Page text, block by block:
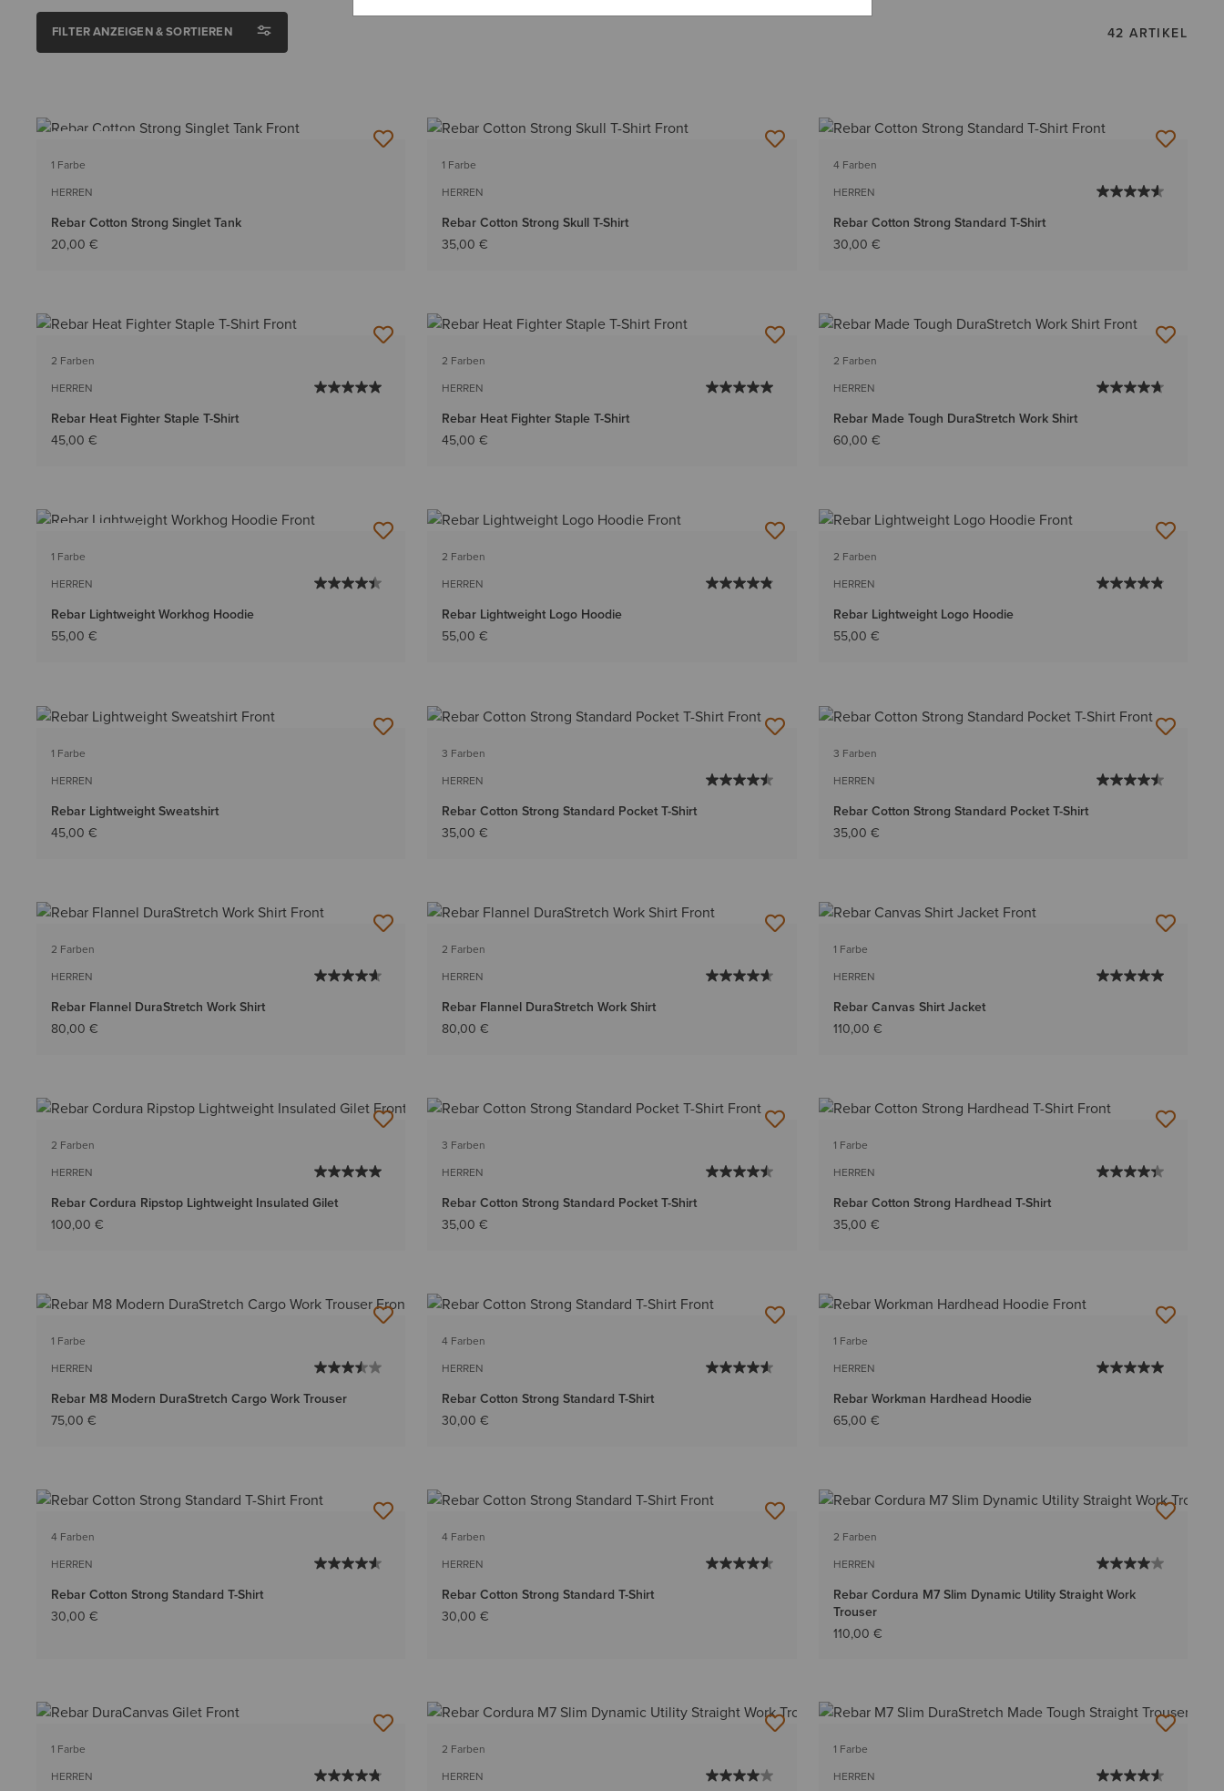
FILTER ANZEIGEN & SORTIEREN 42 ARTIKEL
1 Farbe
HERREN
Rebar Cotton Strong Singlet Tank
20,00 €
1 Farbe
HERREN
Rebar Cotton Strong Skull T-Shirt
35,00 €
4 Farben
HERREN
Rebar Cotton Strong Standard T-Shirt
30,00 €
2 Farben
HERREN
Rebar Heat Fighter Staple T-Shirt
45,00 €
2 Farben
HERREN
Rebar Heat Fighter Staple T-Shirt
45,00 €
2 Farben
HERREN
Rebar Made Tough DuraStretch Work Shirt
60,00 €
1 Farbe
HERREN
Rebar Lightweight Workhog Hoodie
55,00 €
2 Farben
HERREN
Rebar Lightweight Logo Hoodie
55,00 €
2 Farben
HERREN
Rebar Lightweight Logo Hoodie
55,00 €
1 Farbe
HERREN
Rebar Lightweight Sweatshirt
45,00 €
3 Farben
HERREN
Rebar Cotton Strong Standard Pocket T-Shirt
35,00 €
3 Farben
HERREN
Rebar Cotton Strong Standard Pocket T-Shirt
35,00 €
2 Farben
HERREN
Rebar Flannel DuraStretch Work Shirt
80,00 €
2 Farben
HERREN
Rebar Flannel DuraStretch Work Shirt
80,00 €
1 Farbe
HERREN
Rebar Canvas Shirt Jacket
110,00 €
2 Farben
HERREN
Rebar Cordura Ripstop Lightweight Insulated Gilet
100,00 €
3 Farben
HERREN
Rebar Cotton Strong Standard Pocket T-Shirt
35,00 €
1 Farbe
HERREN
Rebar Cotton Strong Hardhead T-Shirt
35,00 €
1 Farbe
HERREN
Rebar M8 Modern DuraStretch Cargo Work Trouser
75,00 €
4 Farben
HERREN
Rebar Cotton Strong Standard T-Shirt
30,00 €
1 Farbe
HERREN
Rebar Workman Hardhead Hoodie
65,00 €
4 Farben
HERREN
Rebar Cotton Strong Standard T-Shirt
30,00 €
4 Farben
HERREN
Rebar Cotton Strong Standard T-Shirt
30,00 €
2 Farben
HERREN
Rebar Cordura M7 Slim Dynamic Utility Straight Work
Trouser
110,00 €
1 Farbe
HERREN
2 Farben
HERREN
1 Farbe
HERREN